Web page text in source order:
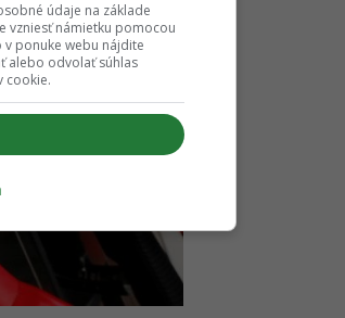
údaje na základe
vzniesť námietku pomocou
ponuke webu nájdite
alebo odvolať súhlas
cookie.